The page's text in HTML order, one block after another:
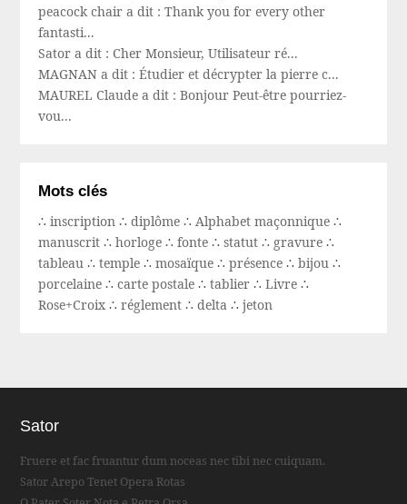
peacock chair a dit : Thank you for every other
fantasti...
Sator a dit : Cher Monsieur, Utilisateur ré...
MAGNAN a dit : Étudier et décrypter la pierre c...
MAUREL Claude a dit : Bonjour Peut-être pourriez-
vou...
Mots clés
∴inscription∴diplôme∴ Alphabet maçonnique∴
manuscrit∴horloge∴fonte∴statut∴ gravure∴
tableau∴temple∴mosaïque∴présence∴bijou∴
porcelaine∴carte postale∴tablier∴Livre∴
Rose+Croix∴réglement∴delta∴jeton
Sator
Fruere et fac fruantur dum noceas nec tibi nec cuiquam.
Sator Arepo Tenet Opera Rotas